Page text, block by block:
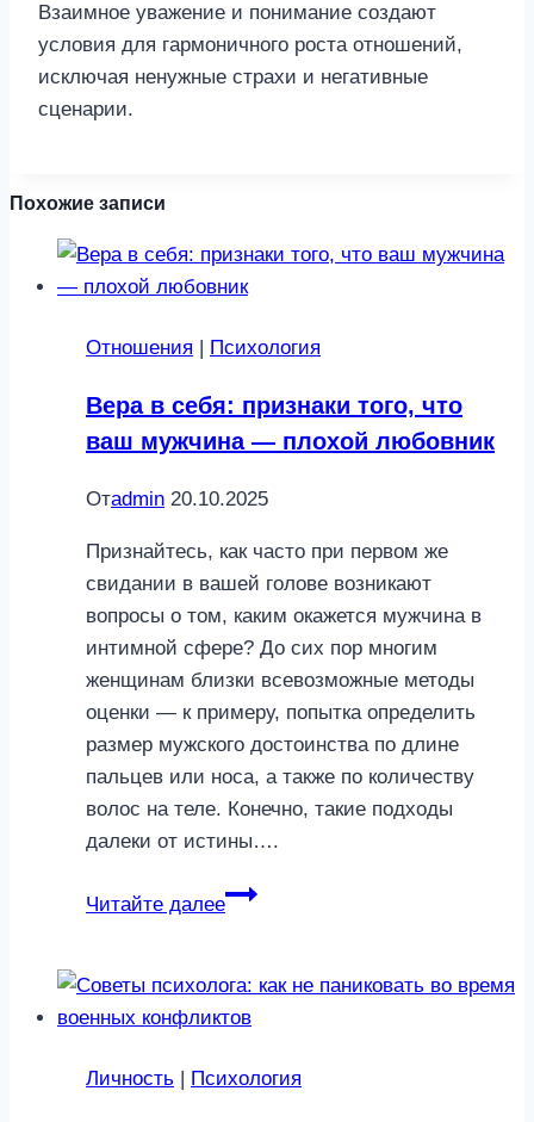
Взаимное уважение и понимание создают
условия для гармоничного роста отношений,
исключая ненужные страхи и негативные
сценарии.
Похожие записи
Отношения Психология
Вера в себя: признаки того, что
ваш мужчина — плохой любовник
Отadmin 20.10.2025
Признайтесь, как часто при первом же
свидании в вашей голове возникают
вопросы о том, каким окажется мужчина в
интимной сфере? До сих пор многим
женщинам близки всевозможные методы
оценки — к примеру, попытка определить
размер мужского достоинства по длине
пальцев или носа, а также по количеству
волос на теле. Конечно, такие подходы
далеки от истины….
Читайте далее
Вера
признаки
того,
ваш
Личность Психология